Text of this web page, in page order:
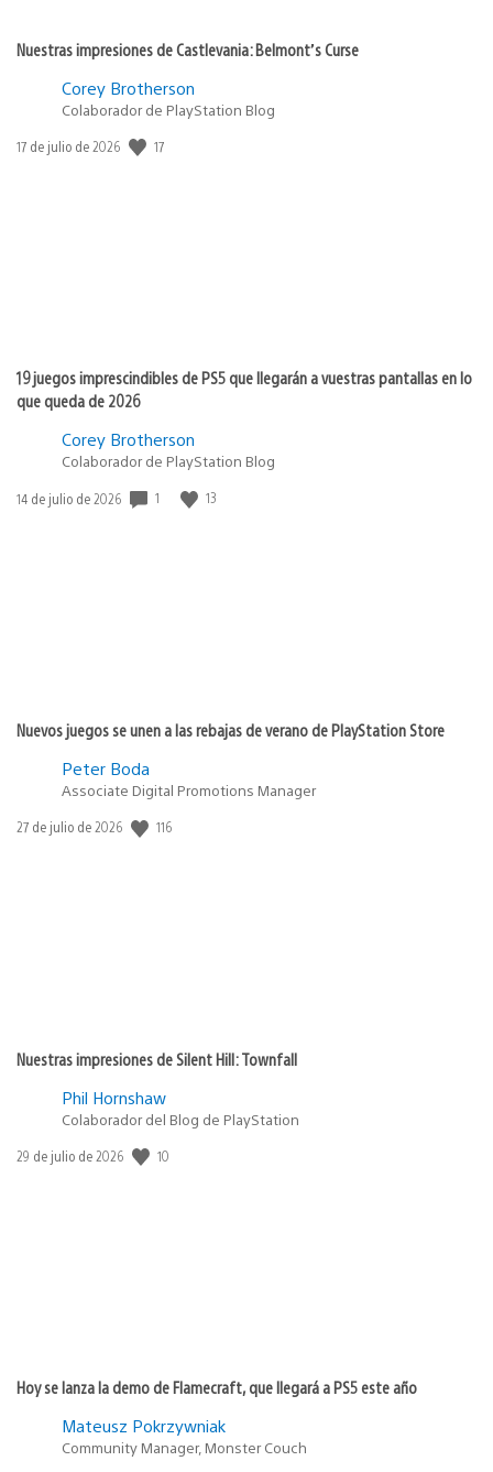
Nuestras impresiones de Castlevania: Belmont’s Curse
Corey Brotherson
Colaborador de PlayStation Blog
Fecha
17 de julio de 2026 17
19 juegos imprescindibles de PS5 que llegarán a vuestras pantallas en lo
que queda de 2026
Corey Brotherson
Colaborador de PlayStation Blog
Fecha
14 de julio de 2026 1 13
Nuevos juegos se unen a las rebajas de verano de PlayStation Store
Peter Boda
Associate Digital Promotions Manager
Fecha
27 de julio de 2026 116
Nuestras impresiones de Silent Hill: Townfall
Phil Hornshaw
Colaborador del Blog de PlayStation
Fecha
29 de julio de 2026 10
Hoy se lanza la demo de Flamecraft, que llegará a PS5 este año
Mateusz Pokrzywniak
Community Manager, Monster Couch